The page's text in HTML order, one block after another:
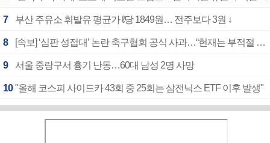
7 부산 주유소 휘발유 평균가 ℓ당 1849원… 전주보다 3원 ↓
8 [속보] ‘심판 성접대’ 논란 축구협회 공식 사과…“현재는 부적절 행위 없어”
9 서울 중랑구서 흉기 난동…60대 남성 2명 사망
10 "올해 코스피 사이드카 43회 중 25회는 삼전닉스 ETF 이후 발생"